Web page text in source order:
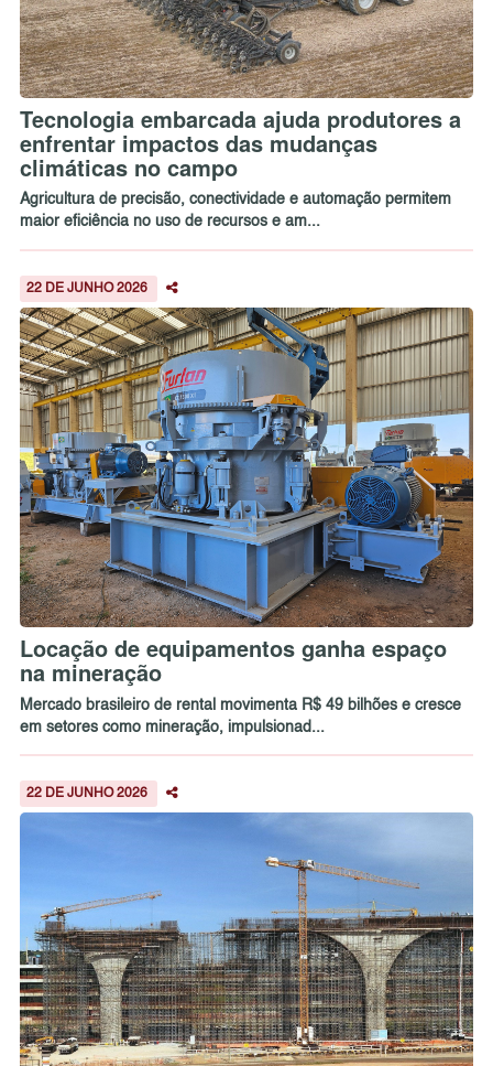
Tecnologia embarcada ajuda produtores a
enfrentar impactos das mudanças
climáticas no campo
Agricultura de precisão, conectividade e automação permitem
maior eficiência no uso de recursos e am...
22 DE JUNHO 2026
Locação de equipamentos ganha espaço
na mineração
Mercado brasileiro de rental movimenta R$ 49 bilhões e cresce
em setores como mineração, impulsionad...
22 DE JUNHO 2026